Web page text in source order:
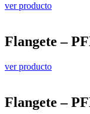
ver producto
Flangete –
ver producto
Flangete –